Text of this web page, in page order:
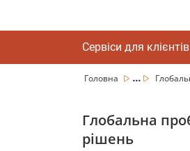
Сервіси для клієнтів
Головна ...
Глобальна
рішень